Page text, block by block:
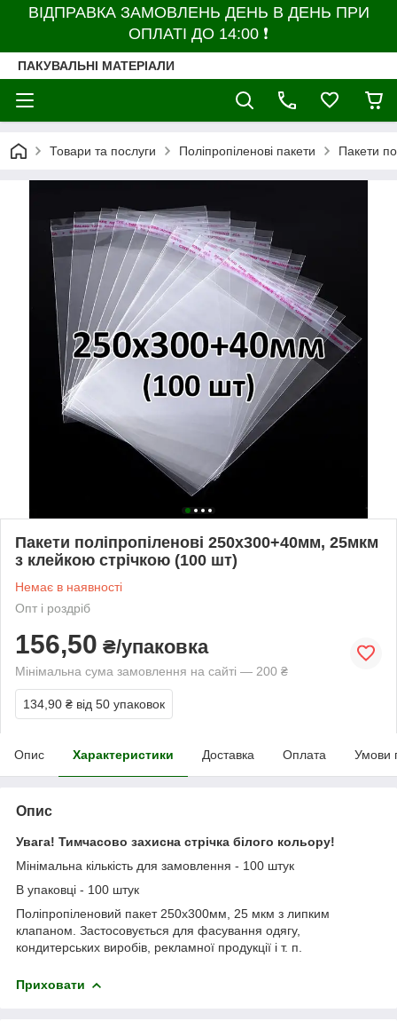
ВІДПРАВКА ЗАМОВЛЕНЬ ДЕНЬ В ДЕНЬ ПРИ
ОПЛАТІ ДО 14:00 ❗
ПАКУВАЛЬНІ МАТЕРІАЛИ
Товари та послуги Поліпропіленові пакети Пакети
Пакети поліпропіленові 250х300+40мм, 25мкм
з клейкою стрічкою (100 шт)
Немає в наявності
Опт і роздріб
156,50 ₴/упаковка
Мінімальна сума замовлення на сайті — 200 ₴
134,90 ₴ від 50 упаковок
Опис Характеристики Доставка Оплата Умови
Опис
Увага! Тимчасово захисна стрічка білого кольору!
Мінімальна кількість для замовлення - 100 штук
В упаковці - 100 штук
Поліпропіленовий пакет 250х300мм, 25 мкм з липким
клапаном. Застосовується для фасування одягу,
кондитерських виробів, рекламної продукції і т. п.
Приховати